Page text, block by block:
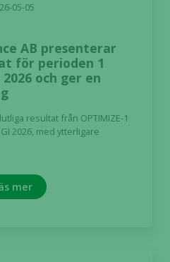
05-05
AB presenterar
för perioden 1
och ger en
resultat från OPTIMIZE-1
2026, med ytterligare
mer